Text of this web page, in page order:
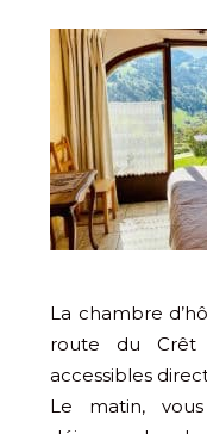
La chambre
route du Crêt
accessibles
Le matin,